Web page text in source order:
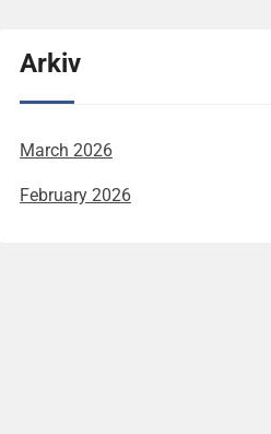
Arkiv
March 2026
February 2026